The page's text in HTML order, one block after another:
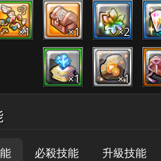
×1 ×1 ×2
×1 ×1
必殺技能 升級技能